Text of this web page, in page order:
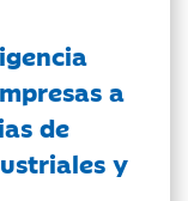
a
de
y